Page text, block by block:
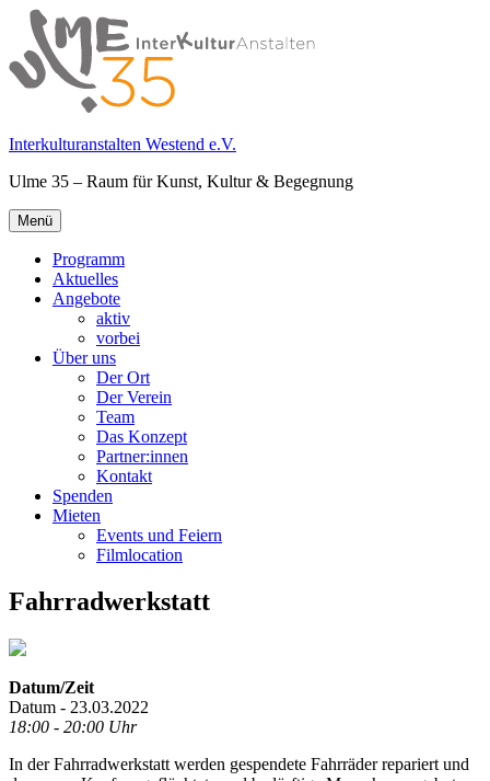
Springe
zum
Inhalt
Interkulturanstalten Westend e.V.
Ulme 35 – Raum für Kunst, Kultur & Begegnung
Primäres
Menü
Menü
Programm
Aktuelles
Angebote
aktiv
vorbei
Über uns
Der Ort
Der Verein
Team
Das Konzept
Partner:innen
Kontakt
Spenden
Mieten
Events und Feiern
Filmlocation
Fahrradwerkstatt
Datum/Zeit
Datum - 23.03.2022
18:00 - 20:00 Uhr
In der Fahrradwerkstatt werden gespendete Fahrräder repariert und